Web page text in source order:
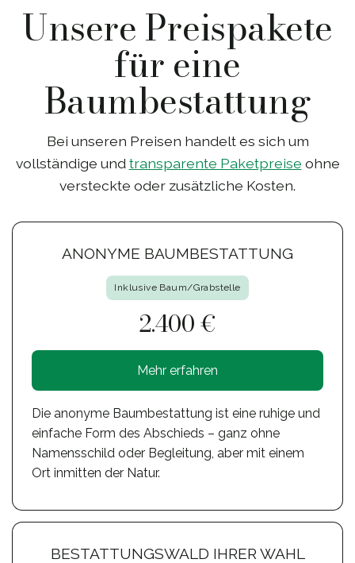
Unsere Preispakete
für eine
Baumbestattung
Bei unseren Preisen handelt es sich um
vollständige und transparente Paketpreise ohne
versteckte oder zusätzliche Kosten.
ANONYME BAUMBESTATTUNG
Inklusive Baum/Grabstelle
2.400 €
Mehr erfahren
Die anonyme Baumbestattung ist eine ruhige und
einfache Form des Abschieds – ganz ohne
Namensschild oder Begleitung, aber mit einem
Ort inmitten der Natur.
BESTATTUNGSWALD IHRER WAHL